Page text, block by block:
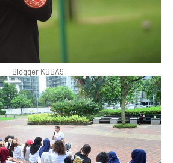
Blogger KBBA9